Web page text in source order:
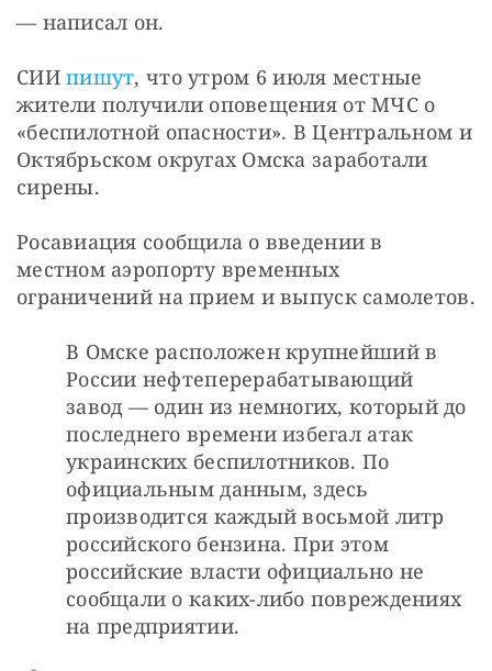
— написал он.
СИИ пишут, что утром 6 июля местные
жители получили оповещения от МЧС о
«беспилотной опасности». В Центральном и
Октябрьском округах Омска заработали
сирены.
Росавиация сообщила о введении в
местном аэропорту временных
ограничений на прием и выпуск самолетов.
В Омске расположен крупнейший в
России нефтеперерабатывающий
завод — один из немногих, который до
последнего времени избегал атак
украинских беспилотников. По
официальным данным, здесь
производится каждый восьмой литр
российского бензина. При этом
российские власти официально не
сообщали о каких-либо повреждениях
на предприятии.